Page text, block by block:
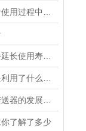
了解了多少